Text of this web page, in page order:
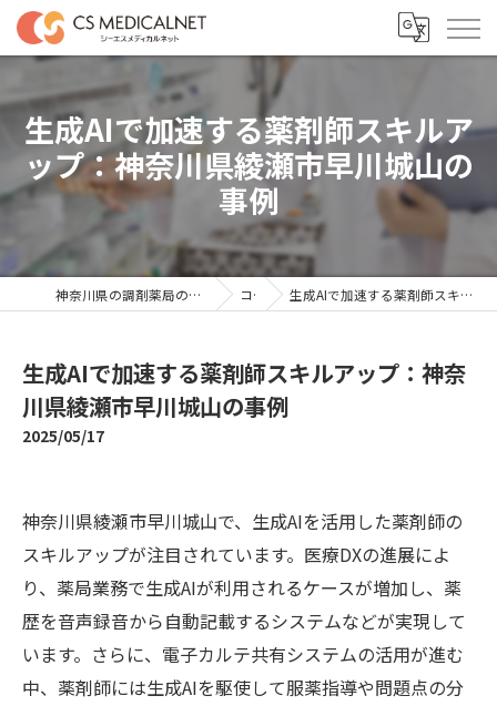
生成AIで加速する薬剤師スキルア
ップ：神奈川県綾瀬市早川城山の
事例
神奈川県の調剤薬局の求人ならシーエスメディカルネット コラム 生成AIで加速する薬剤師スキルアップ：神奈川県綾瀬市早川城山の事例
生成AIで加速する薬剤師スキルアップ：神奈
川県綾瀬市早川城山の事例
2025/05/17
神奈川県綾瀬市早川城山で、生成AIを活用した薬剤師の
スキルアップが注目されています。医療DXの進展によ
り、薬局業務で生成AIが利用されるケースが増加し、薬
歴を音声録音から自動記載するシステムなどが実現して
います。さらに、電子カルテ共有システムの活用が進む
中、薬剤師には生成AIを駆使して服薬指導や問題点の分